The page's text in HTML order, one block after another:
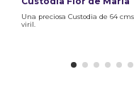
Una preciosa Custodia de 64
viril.